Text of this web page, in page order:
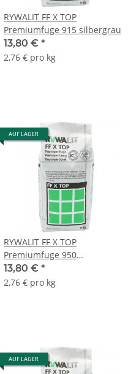
RYWALIT FF X TOP
Premiumfuge 915 silbergrau
13,80 € *
2,76 € pro kg
AUF LAGER
RYWALIT FF X TOP
Premiumfuge 950
basaltgrau
13,80 € *
2,76 € pro kg
AUF LAGER